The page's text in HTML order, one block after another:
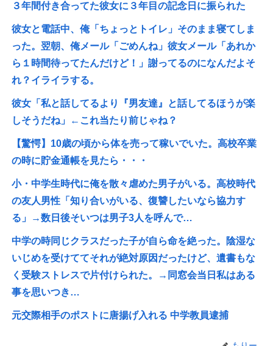
３年間付き合ってた彼女に３年目の記念日に振られた
彼女と電話中、俺「ちょっとトイレ」そのまま寝てしま
った。翌朝、俺メール「ごめんね」彼女メール「あれか
ら１時間待ってたんだけど！」謝ってるのになんだよそ
れ？イライラする。
彼女「私と話してるより『男友達』と話してるほうが楽
しそうだね」←これ当たり前じゃね？
【驚愕】10歳の頃から体を売って稼いでいた。高校卒業
の時に貯金通帳を見たら・・・
小・中学生時代に俺を散々虐めた男子がいる。高校時代
の友人男性「知り合いがいる、復讐したいなら協力す
る」→数日後そいつは男子3人を呼んで…
中学の時同じクラスだった子が自ら命を絶った。陰湿な
いじめを受けててそれが絶対原因だったけど、遺書もな
く受験ストレスで片付けられた。→同窓会当日私はある
事を思いつき…
元交際相手のポストに唐揚げ入れる 中学教員逮捕